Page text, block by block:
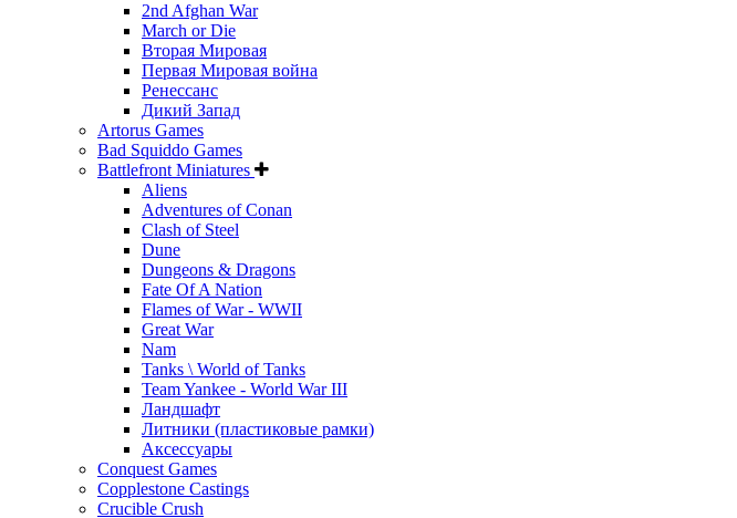
2nd Afghan War
March or Die
Вторая Мировая
Первая Мировая война
Ренессанс
Дикий Запад
Artorus Games
Bad Squiddo Games
Battlefront Miniatures
Aliens
Adventures of Conan
Clash of Steel
Dune
Dungeons & Dragons
Fate Of A Nation
Flames of War - WWII
Great War
Nam
Tanks \ World of Tanks
Team Yankee - World War III
Ландшафт
Литники (пластиковые рамки)
Аксессуары
Conquest Games
Copplestone Castings
Crucible Crush